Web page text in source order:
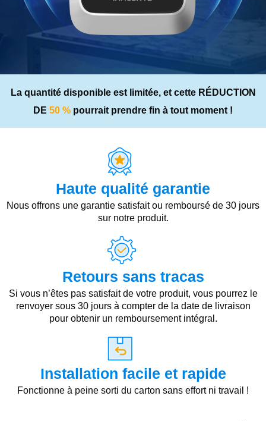
La quantité disponible est limitée, et cette RÉDUCTION
DE 50 % pourrait prendre fin à tout moment !
Haute qualité garantie
Nous offrons une garantie satisfait ou remboursé de 30 jours
sur notre produit.
Retours sans tracas
Si vous n’êtes pas satisfait de votre produit, vous pourrez le
renvoyer sous 30 jours à compter de la date de livraison
pour obtenir un remboursement intégral.
Installation facile et rapide
Fonctionne à peine sorti du carton sans effort ni travail !